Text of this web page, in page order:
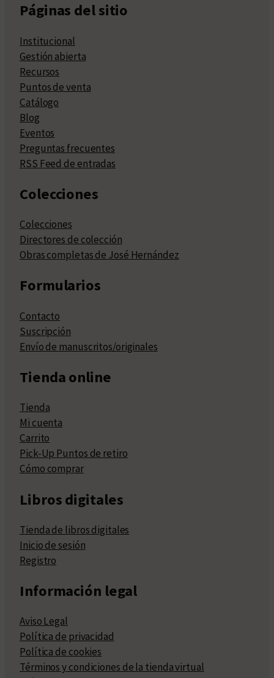
Páginas del sitio
Institucional
Gestión abierta
Recursos
Puntos de venta
Catálogo
Blog
Eventos
Preguntas frecuentes
RSS Feed de entradas
Colecciones
Colecciones
Directores de colección
Obras completas de José Hernández
Formularios
Contacto
Suscripción
Envío de manuscritos/originales
Tienda online
Tienda
Mi cuenta
Carrito
Pick-Up Puntos de retiro
Cómo comprar
Libros digitales
Tienda de libros digitales
Inicio de sesión
Registro
Información legal
Aviso Legal
Política de privacidad
Política de cookies
Términos y condiciones de la tienda virtual